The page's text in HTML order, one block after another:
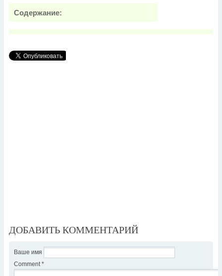
Содержание:
ДОБАВИТЬ КОММЕНТАРИЙ
Ваше имя
Comment *